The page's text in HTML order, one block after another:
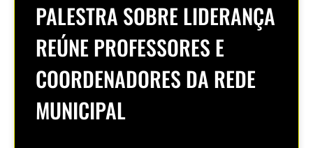
PALESTRA SOBRE LIDERANÇA
REÚNE PROFESSORES E
COORDENADORES DA REDE
MUNICIPAL